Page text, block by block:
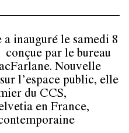
inauguré le samedi 8
par le bureau
. Nouvelle
l’espace public, elle
du CCS,
en France,